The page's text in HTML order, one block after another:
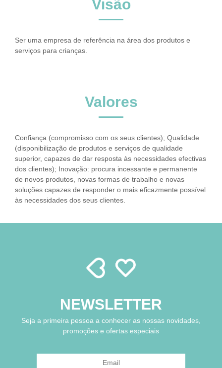
Visão
Ser uma empresa de referência na área dos produtos e
serviços para crianças.
Valores
Confiança (compromisso com os seus clientes); Qualidade
(disponibilização de produtos e serviços de qualidade
superior, capazes de dar resposta às necessidades efectivas
dos clientes); Inovação: procura incessante e permanente
de novos produtos, novas formas de trabalho e novas
soluções capazes de responder o mais eficazmente possível
às necessidades dos seus clientes.
NEWSLETTER
Seja a primeira pessoa a conhecer as nossas novidades,
promoções e ofertas especiais